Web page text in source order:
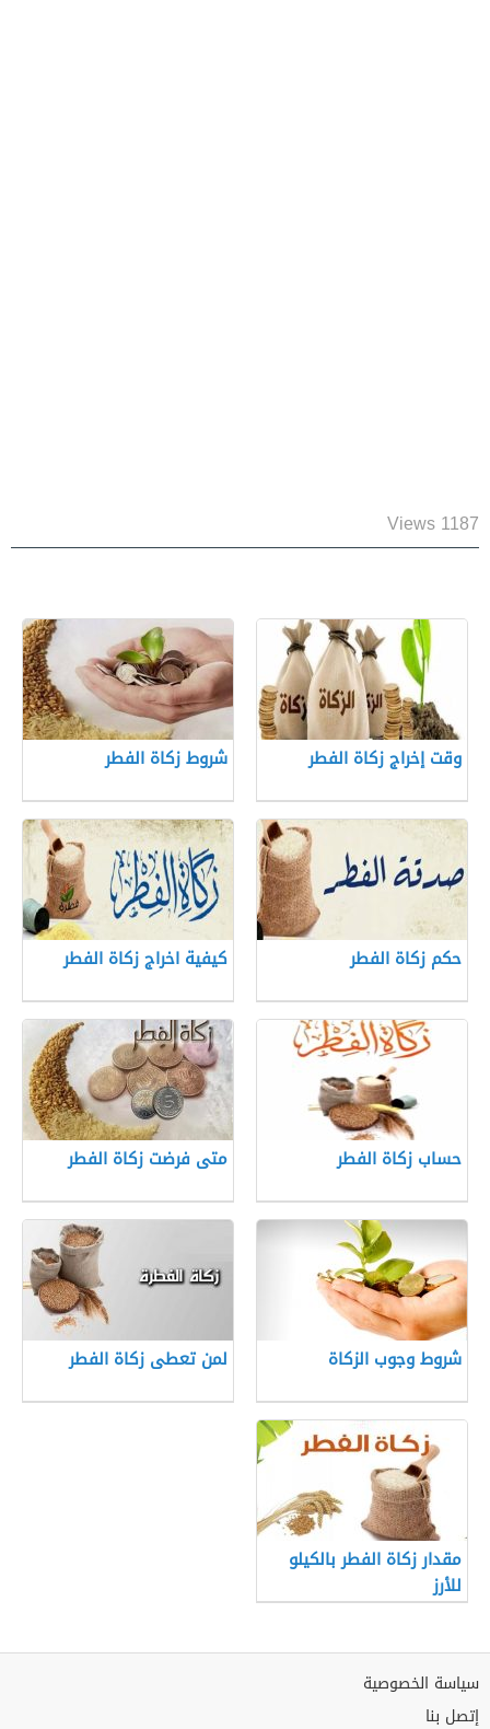
1187 Views
وقت إخراج زكاة الفطر شروط زكاة الفطر
حكم زكاة الفطر كيفية اخراج زكاة الفطر
حساب زكاة الفطر متى فرضت زكاة الفطر
شروط وجوب الزكاة لمن تعطى زكاة الفطر
مقدار زكاة الفطر بالكيلو
للأرز
سياسة الخصوصية
إتصل بنا